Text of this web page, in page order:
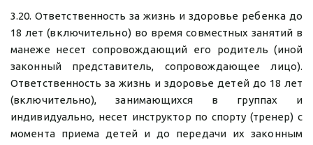
3.20. Ответственность за жизнь и здоровье ребенка до
18 лет (включительно) во время совместных занятий в
манеже несет сопровождающий его родитель (иной
законный представитель, сопровождающее лицо).
Ответственность за жизнь и здоровье детей до 18 лет
(включительно), занимающихся в группах и
индивидуально, несет инструктор по спорту (тренер) с
момента приема детей и до передачи их законным